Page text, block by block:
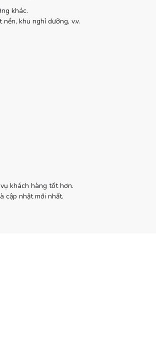
khác.
khu nghỉ dưỡng, v.v.
khách hàng tốt hơn.
cập nhật mới nhất.